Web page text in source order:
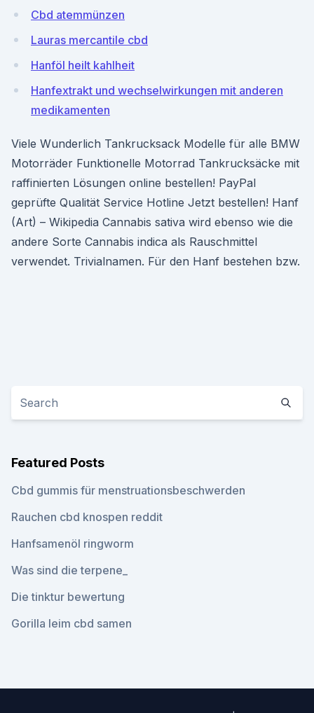
Cbd atemmünzen
Lauras mercantile cbd
Hanföl heilt kahlheit
Hanfextrakt und wechselwirkungen mit anderen
medikamenten
Viele Wunderlich Tankrucksack Modelle für alle BMW
Motorräder Funktionelle Motorrad Tankrucksäcke mit
raffinierten Lösungen online bestellen! PayPal
geprüfte Qualität Service Hotline Jetzt bestellen! Hanf
(Art) – Wikipedia Cannabis sativa wird ebenso wie die
andere Sorte Cannabis indica als Rauschmittel
verwendet. Trivialnamen. Für den Hanf bestehen bzw.
Featured Posts
Cbd gummis für menstruationsbeschwerden
Rauchen cbd knospen reddit
Hanfsamenöl ringworm
Was sind die terpene_
Die tinktur bewertung
Gorilla leim cbd samen